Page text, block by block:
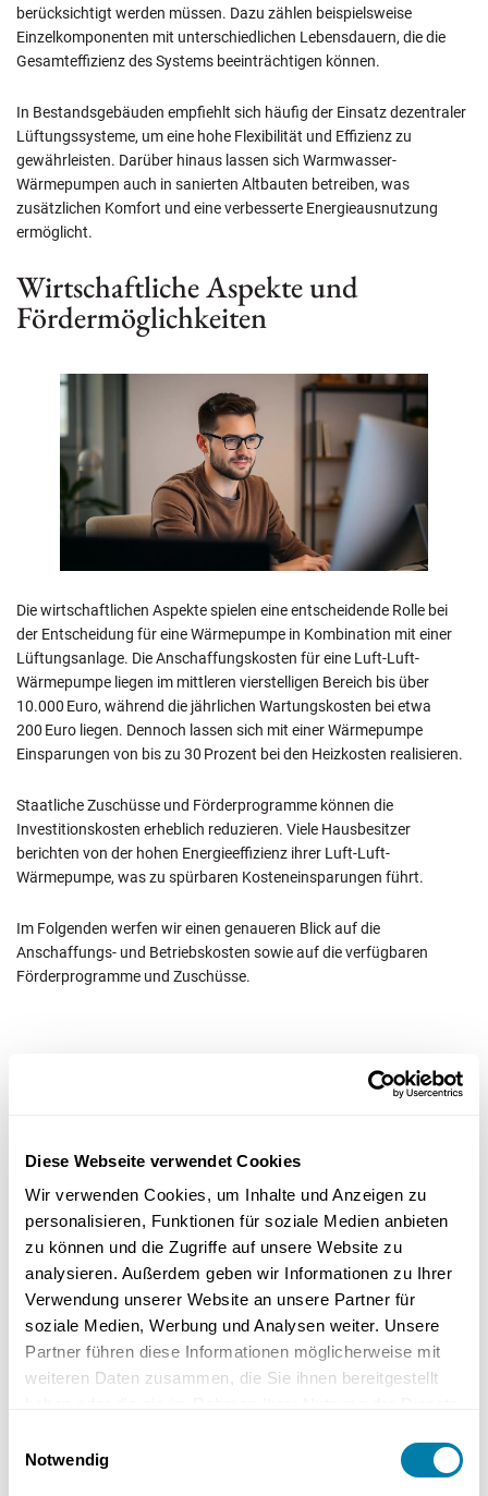
Diese Webseite verwendet Cookies
Wir verwenden Cookies, um Inhalte und Anzeigen zu
personalisieren, Funktionen für soziale Medien anbieten
zu können und die Zugriffe auf unsere Website zu
analysieren. Außerdem geben wir Informationen zu Ihrer
Verwendung unserer Website an unsere Partner für
soziale Medien, Werbung und Analysen weiter. Unsere
Partner führen diese Informationen möglicherweise mit
weiteren Daten zusammen, die Sie ihnen bereitgestellt
Notwendig
berücksichtigt werden müssen. Dazu zählen beispielsweise
Einzelkomponenten mit unterschiedlichen Lebensdauern, die die
Gesamteffizienz des Systems beeinträchtigen können.
In Bestandsgebäuden empfiehlt sich häufig der Einsatz dezentraler
Lüftungssysteme, um eine hohe Flexibilität und Effizienz zu
gewährleisten. Darüber hinaus lassen sich Warmwasser-
Wärmepumpen auch in sanierten Altbauten betreiben, was
zusätzlichen Komfort und eine verbesserte Energieausnutzung
ermöglicht.
Wirtschaftliche Aspekte und
Fördermöglichkeiten
Die wirtschaftlichen Aspekte spielen eine entscheidende Rolle bei
der Entscheidung für eine Wärmepumpe in Kombination mit einer
Lüftungsanlage. Die Anschaffungskosten für eine Luft-Luft-
Wärmepumpe liegen im mittleren vierstelligen Bereich bis über
10.000 Euro, während die jährlichen Wartungskosten bei etwa
200 Euro liegen. Dennoch lassen sich mit einer Wärmepumpe
Einsparungen von bis zu 30 Prozent bei den Heizkosten realisieren.
Staatliche Zuschüsse und Förderprogramme können die
Investitionskosten erheblich reduzieren. Viele Hausbesitzer
berichten von der hohen Energieeffizienz ihrer Luft-Luft-
Wärmepumpe, was zu spürbaren Kosteneinsparungen führt.
Im Folgenden werfen wir einen genaueren Blick auf die
Anschaffungs- und Betriebskosten sowie auf die verfügbaren
Förderprogramme und Zuschüsse.
a) Anschaffungs- und Betriebskosten
sind jedoch Einsparungen von bis zu 70 Prozent möglich. Die reinen
Installationskosten variieren je nach Art der Wärmepumpe und
liegen bei Luftwärmepumpen zwischen 2.000 und 3.000 Euro.
Die Betriebskosten hängen maßgeblich von den Strompreisen ab,
die bei sinkenden Außentemperaturen in der Regel steigen. Eine
regelmäßig gewartete Wärmepumpe kann jedoch helfen, die
Betriebskosten zu senken und die Effizienz des Systems zu erhöhen.